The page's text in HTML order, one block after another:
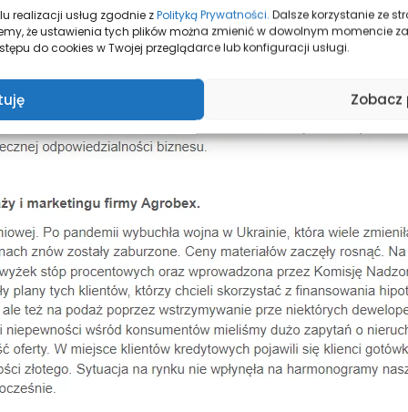
realizacji usług zgodnie zPolityką Prywatności. Dalsze korzystanie ze
że ustawienia tych plików można zmienić w dowolnym momencie
do cookies w Twojej przeglądarce lub konfiguracji usługi.
Zobacz